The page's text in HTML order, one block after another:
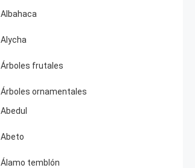
Albahaca
Alycha
Árboles frutales
Árboles ornamentales
Abedul
Abeto
Álamo temblón